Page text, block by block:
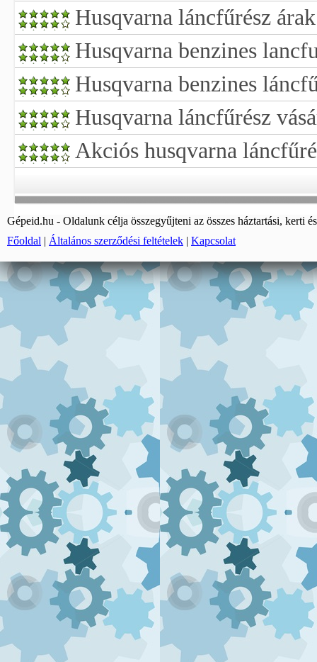
Husqvarna láncfűrész árak
Husqvarna benzines
Husqvarna benzines
Husqvarna láncfűrész
Akciós husqvarna
Gépeid.hu - Oldalunk célja összegyűjteni az összes háztartási, kerti
Főoldal | Általános szerződési feltételek | Kapcsolat